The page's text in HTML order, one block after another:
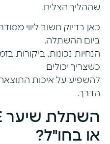
שההליך הצליח.
כאן בדיוק חשוב ליווי
ביום ההשתלה.
הנחיות נכונות, ביקורות
כשצריך יכולים
להשפיע על איכות
הדרך.
או בחו"ל?